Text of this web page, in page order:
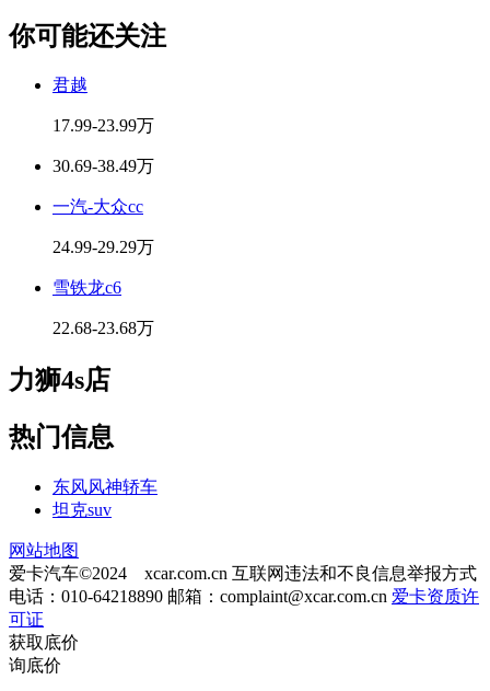
你可能还关注
君越
17.99-23.99万
30.69-38.49万
一汽-大众cc
24.99-29.29万
雪铁龙c6
22.68-23.68万
力狮4s店
热门信息
东风风神轿车
坦克suv
网站地图
爱卡汽车©2024 xcar.com.cn 互联网违法和不良信息举报方式
电话：010-64218890 邮箱： complaint@xcar.com.cn 爱卡资质许
可证
获取底价
询底价